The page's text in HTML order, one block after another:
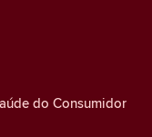
do Consumidor